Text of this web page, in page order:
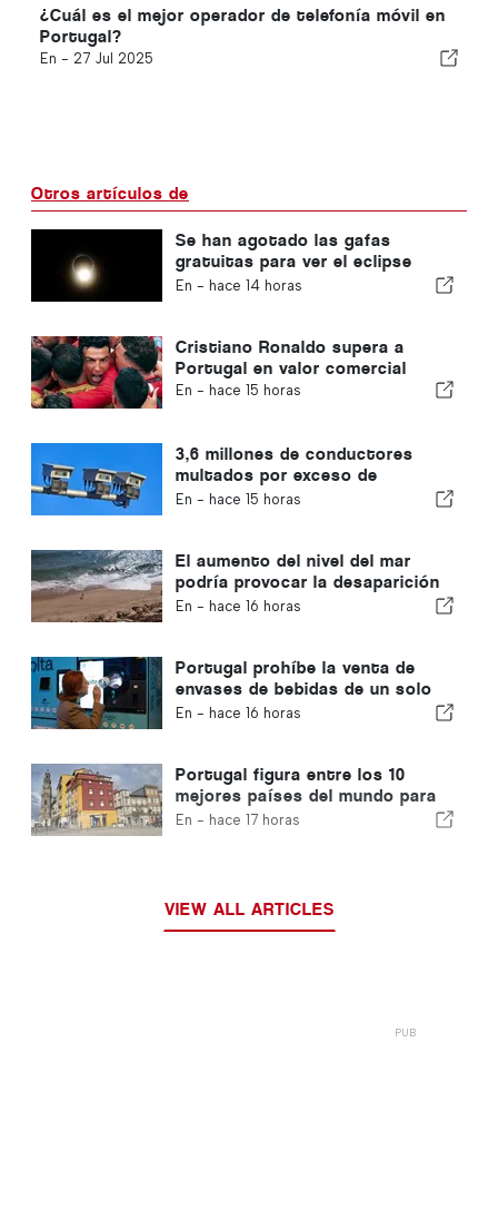
¿Cuál es el mejor operador de telefonía móvil en
Portugal?
En - 27 Jul 2025
Otros artículos de
Se han agotado las gafas
gratuitas para ver el eclipse
solar total en Portugal
En - hace 14 horas
Cristiano Ronaldo supera a
Portugal en valor comercial
En - hace 15 horas
3,6 millones de conductores
multados por exceso de
velocidad en Portugal en 10 años
En - hace 15 horas
El aumento del nivel del mar
podría provocar la desaparición
del 40 % de las playas de
En - hace 16 horas
Portugal prohíbe la venta de
envases de bebidas de un solo
uso que no lleven el sello
En - hace 16 horas
Portugal figura entre los 10
mejores países del mundo para
los expatriados
En - hace 17 horas
VIEW ALL ARTICLES